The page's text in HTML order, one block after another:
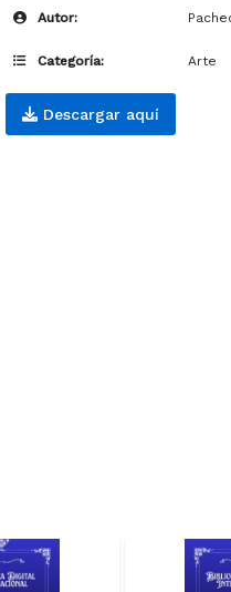
Autor:
Categoría: Arte
Descargar aquí